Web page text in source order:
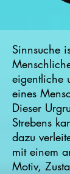
Sinnsuche
eigentliche
eines
Dieser
Strebens
dazu
mit einem
Motiv,